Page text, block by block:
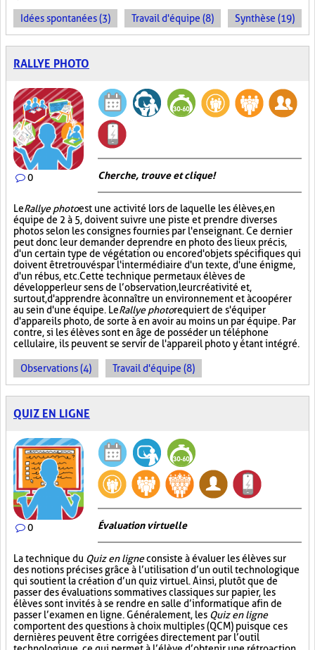
Idées spontanées (3) Travail d'équipe (8) Synthèse (19)
RALLYE PHOTO
0 Cherche, trouve et clique !
LeRallye photoest une activité lors de laquelle les élèves, en
équipe de 2 à 5, doivent suivre une piste et prendre diverses
photos selon les consignes fournies par l'enseignant. Ce dernier
peut donc leur demander de prendre en photo des lieux précis,
d'un certain type de végétation ou encore d'objets spécifiques qui
doivent être trouvés par l'intermédiaire d'un texte, d'une énigme,
d'un rébus, etc. Cette technique permet aux élèves de
développer leur sens de l’observation, leur créativité et,
surtout, d'apprendre à connaître un environnement et à coopérer
au sein d'une équipe. LeRallye photorequiert de s'équiper
d'appareils photo, de sorte à en avoir au moins un par équipe. Par
contre, si les élèves sont en âge de posséder un téléphone
cellulaire, ils peuvent se servir de l'appareil photo y étant intégré.
Observations (4) Travail d'équipe (8)
QUIZ EN LIGNE
0 Évaluation virtuelle
La technique du Quiz en ligneconsiste à évaluer les élèves sur
des notions précises grâce à l’utilisation d’un outil technologique
qui soutient la création d’un quiz virtuel. Ainsi, plutôt que de
passer des évaluations sommatives classiques sur papier, les
élèves sont invités à se rendre en salle d’informatique afin de
passer l’examen en ligne. Généralement, les Quiz en ligne
comportent des questions à choix multiples (QCM) puisque ces
dernières peuvent être corrigées directement par l’outil